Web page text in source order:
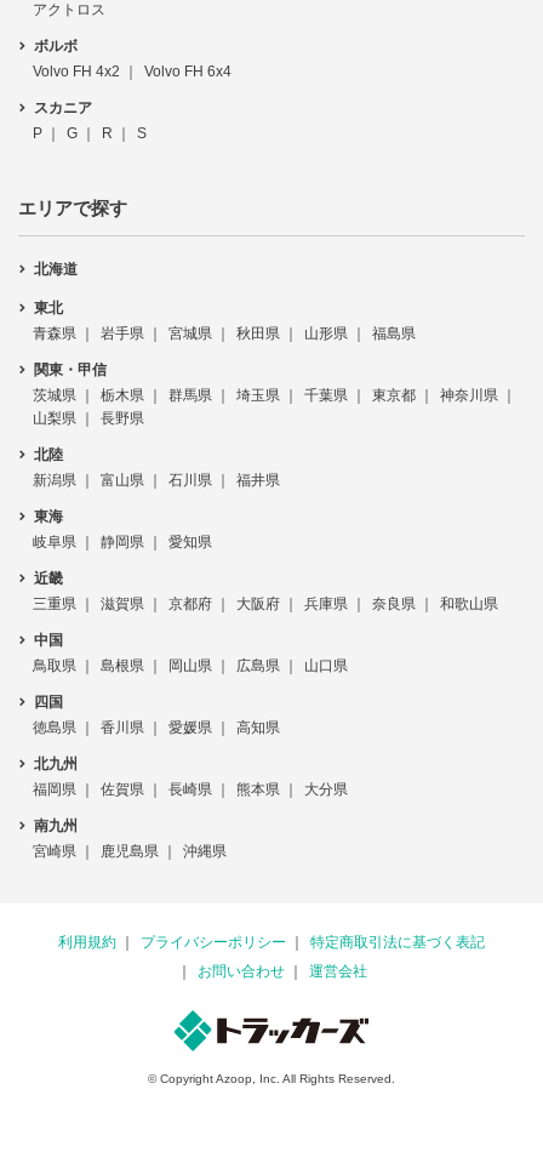
アクトロス
ボルボ
Volvo FH 4x2
Volvo FH 6x4
スカニア
P
G R S
エリアで探す
北海道
東北
青森県
岩手県 宮城県 秋田県 山形県 福島県
関東・甲信
茨城県
栃木県 群馬県 埼玉県 千葉県 東京都
神奈川県
山梨県
長野県
北陸
新潟県
富山県 石川県 福井県
東海
岐阜県
静岡県 愛知県
近畿
三重県
滋賀県 京都府 大阪府 兵庫県 奈良県 和歌山県
中国
鳥取県
島根県 岡山県 広島県 山口県
四国
徳島県
香川県 愛媛県 高知県
北九州
福岡県
佐賀県 長崎県 熊本県 大分県
南九州
宮崎県
鹿児島県 沖縄県
利用規約 プライバシーポリシー
特定商取引法に基づく表記
お問い合わせ
運営会社
© Copyright Azoop, Inc. All Rights Reserved.